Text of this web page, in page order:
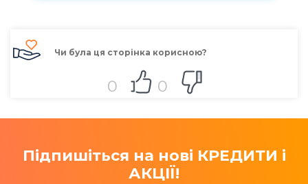
Чи була ця сторінка корисною?
0 0
Підпишіться на нові КРЕДИТИ і
АКЦІЇ!